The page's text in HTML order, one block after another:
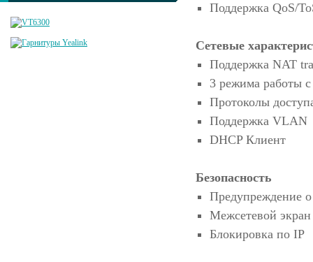
Поддержка QoS/
Сетевые
Поддержка NAT
3 режима работы с
Протоколы
Поддержка VLAN
DHCP Клиент
Безопасность
Предупреждение о
Межсетевой экран
Блокировка по IР